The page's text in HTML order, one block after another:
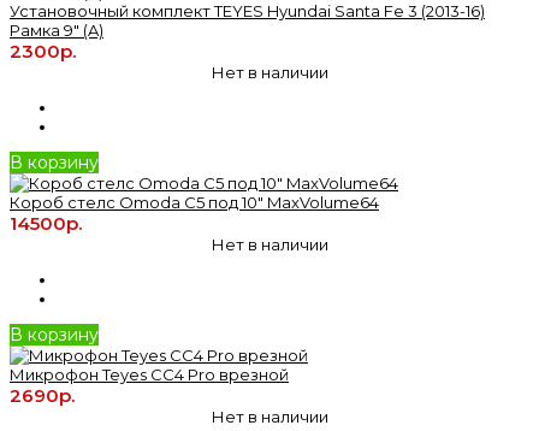
Установочный комплект TEYES Hyundai Santa Fe 3 (2013-16)
Рамка 9" (A)
2300р.
Нет в наличии
В корзину
Короб стелс Omoda C5 под 10" MaxVolume64
14500р.
Нет в наличии
В корзину
Микрофон Teyes CC4 Pro врезной
2690р.
Нет в наличии